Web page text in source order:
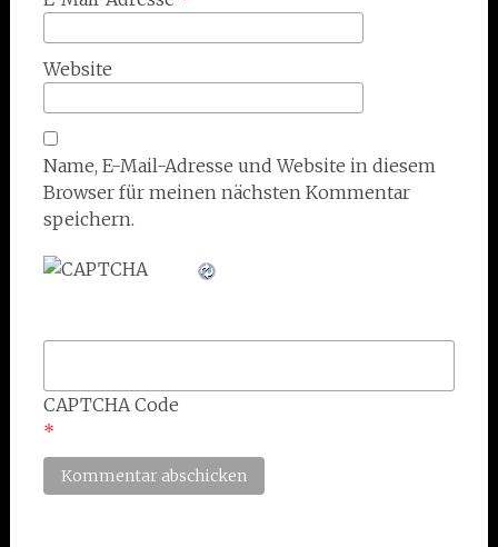
Website
Name, E-Mail-Adresse und Website in diesem
Browser für meinen nächsten Kommentar
speichern.
CAPTCHA Code
*